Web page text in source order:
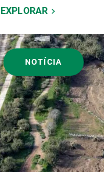
EXPLORAR
NOTÍCIA